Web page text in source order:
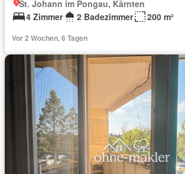
St. Johann im Pongau, Kärnten
4 Zimmer
2 Badezimmer 200 m²
Vor 2 Wochen, 6 Tagen